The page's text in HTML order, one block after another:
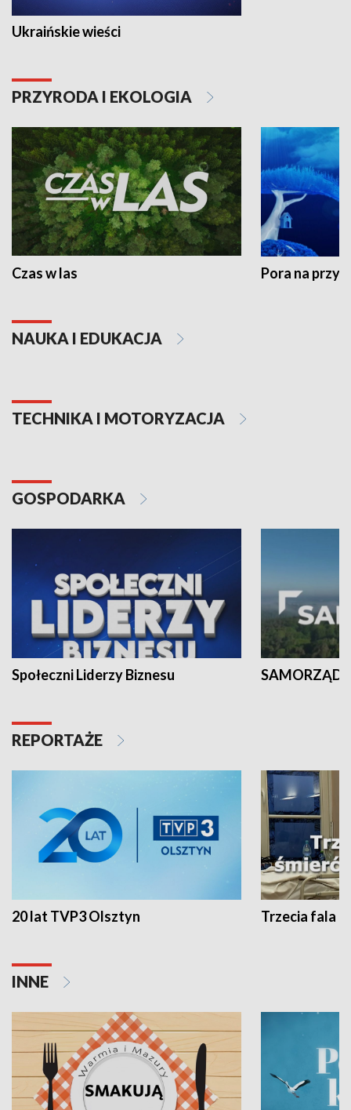
Ukraińskie wieści
PRZYRODA I EKOLOGIA
Czas w las Pora na
NAUKA I EDUKACJA
TECHNIKA I MOTORYZACJA
GOSPODARKA
Społeczni Liderzy Biznesu SAMORZĄD
REPORTAŻE
20 lat TVP3 Olsztyn Trzecia fala -
INNE